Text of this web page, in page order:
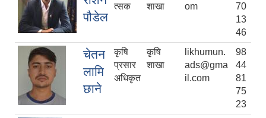
पौडेल
त्सक
शाखा
om
70
13
46
चेतन
लामि
छाने
कृषि
प्रसार
अधिकृत
कृषि
शाखा
likhumun.
ads@gma
il.com
98
44
81
75
23